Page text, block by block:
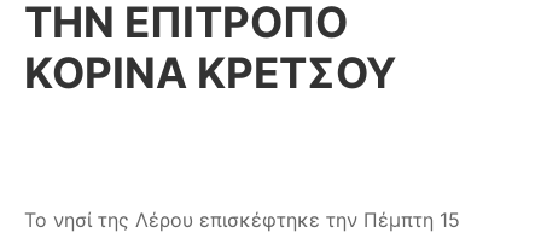
ΤΗΝ ΕΠΙΤΡΟΠΟ
ΚΟΡΙΝΑ ΚΡΕΤΣΟΥ
Το νησί της Λέρου επισκέφτηκε την Πέμπτη 15